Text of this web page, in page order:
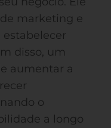
marketing e
disso, um
aumentar a
o
a longo